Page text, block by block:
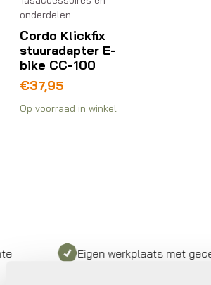
onderdelen
Cordo Klickfix
stuuradapter E-
bike CC-100
€37,95
Op voorraad in winkel
Eigen werkplaats met